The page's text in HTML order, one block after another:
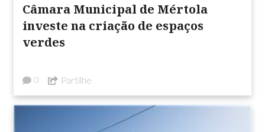
Câmara Municipal de Mértola
investe na criação de espaços
verdes
0 Partilhe